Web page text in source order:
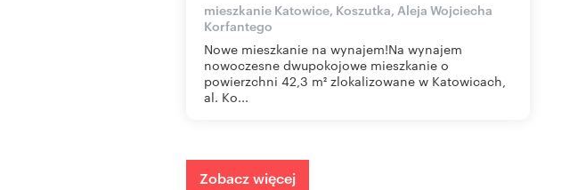
mieszkanie Katowice, Koszutka, Aleja Wojciecha
Korfantego
Nowe mieszkanie na wynajem!Na wynajem
nowoczesne dwupokojowe mieszkanie o
powierzchni 42,3 m² zlokalizowane w Katowicach,
al. Ko...
Zobacz więcej